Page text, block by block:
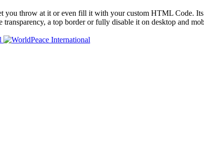
you throw at it or even fill it with your custom HTML Code.
a top border or fully disable it on desktop and